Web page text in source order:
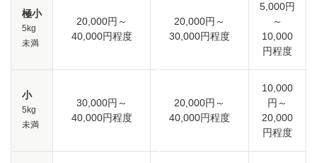
極小
5kg
未満
20,000円～
40,000円程度
20,000円～
30,000円程度
5,000円
～
10,000
円程度
小
5kg
未満
30,000円～
40,000円程度
20,000円～
40,000円程度
10,000
円～
20,000
円程度